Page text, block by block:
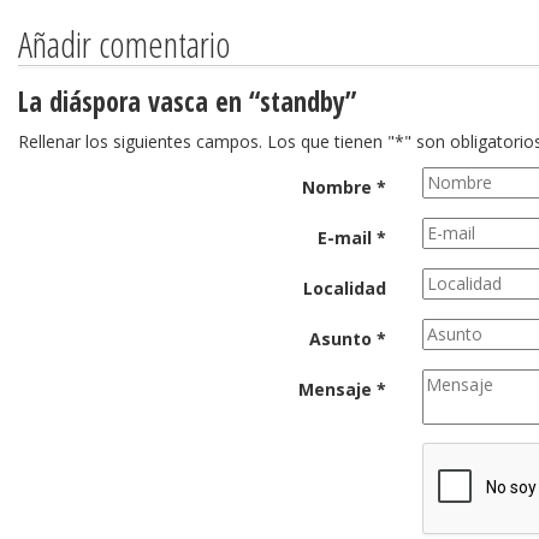
Añadir comentario
La diáspora vasca en “standby”
Rellenar los siguientes campos. Los que tienen "*" son
Nombre *
E-mail *
Localidad
Asunto *
Mensaje *